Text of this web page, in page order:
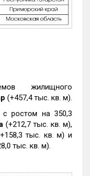
жилищного
(+457,4 тыс. кв. м).
с ростом на 350,3
(+212,7 тыс. кв. м),
тыс. кв. м) и
тыс. кв. м).